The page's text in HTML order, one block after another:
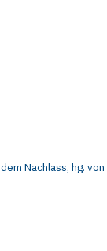
dem Nachlass, hg. von